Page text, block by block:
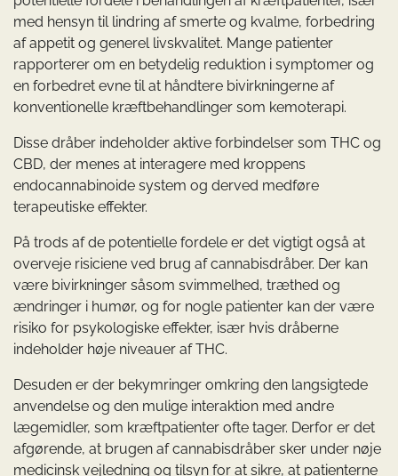
med hensyn til lindring af smerte og kvalme, forbedring
af appetit og generel livskvalitet. Mange patienter
rapporterer om en betydelig reduktion i symptomer og
en forbedret evne til at håndtere bivirkningerne af
konventionelle kræftbehandlinger som kemoterapi.
Disse dråber indeholder aktive forbindelser som THC og
CBD, der menes at interagere med kroppens
endocannabinoide system og derved medføre
terapeutiske effekter.
På trods af de potentielle fordele er det vigtigt også at
overveje risiciene ved brug af cannabisdråber. Der kan
være bivirkninger såsom svimmelhed, træthed og
ændringer i humør, og for nogle patienter kan der være
risiko for psykologiske effekter, især hvis dråberne
indeholder høje niveauer af THC.
Desuden er der bekymringer omkring den langsigtede
anvendelse og den mulige interaktion med andre
lægemidler, som kræftpatienter ofte tager. Derfor er det
afgørende, at brugen af cannabisdråber sker under nøje
medicinsk vejledning og tilsyn for at sikre, at patienterne